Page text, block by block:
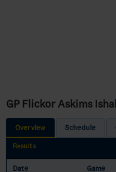
GP Flickor Askims
Overview Schedule
Results
Date Game